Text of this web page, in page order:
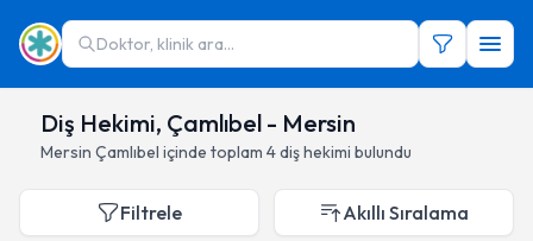
Doktor, klinik ara...
Diş Hekimi, Çamlıbel - Mersin
Mersin Çamlıbel içinde toplam 4diş hekimi bulundu
Filtrele Akıllı Sıralama